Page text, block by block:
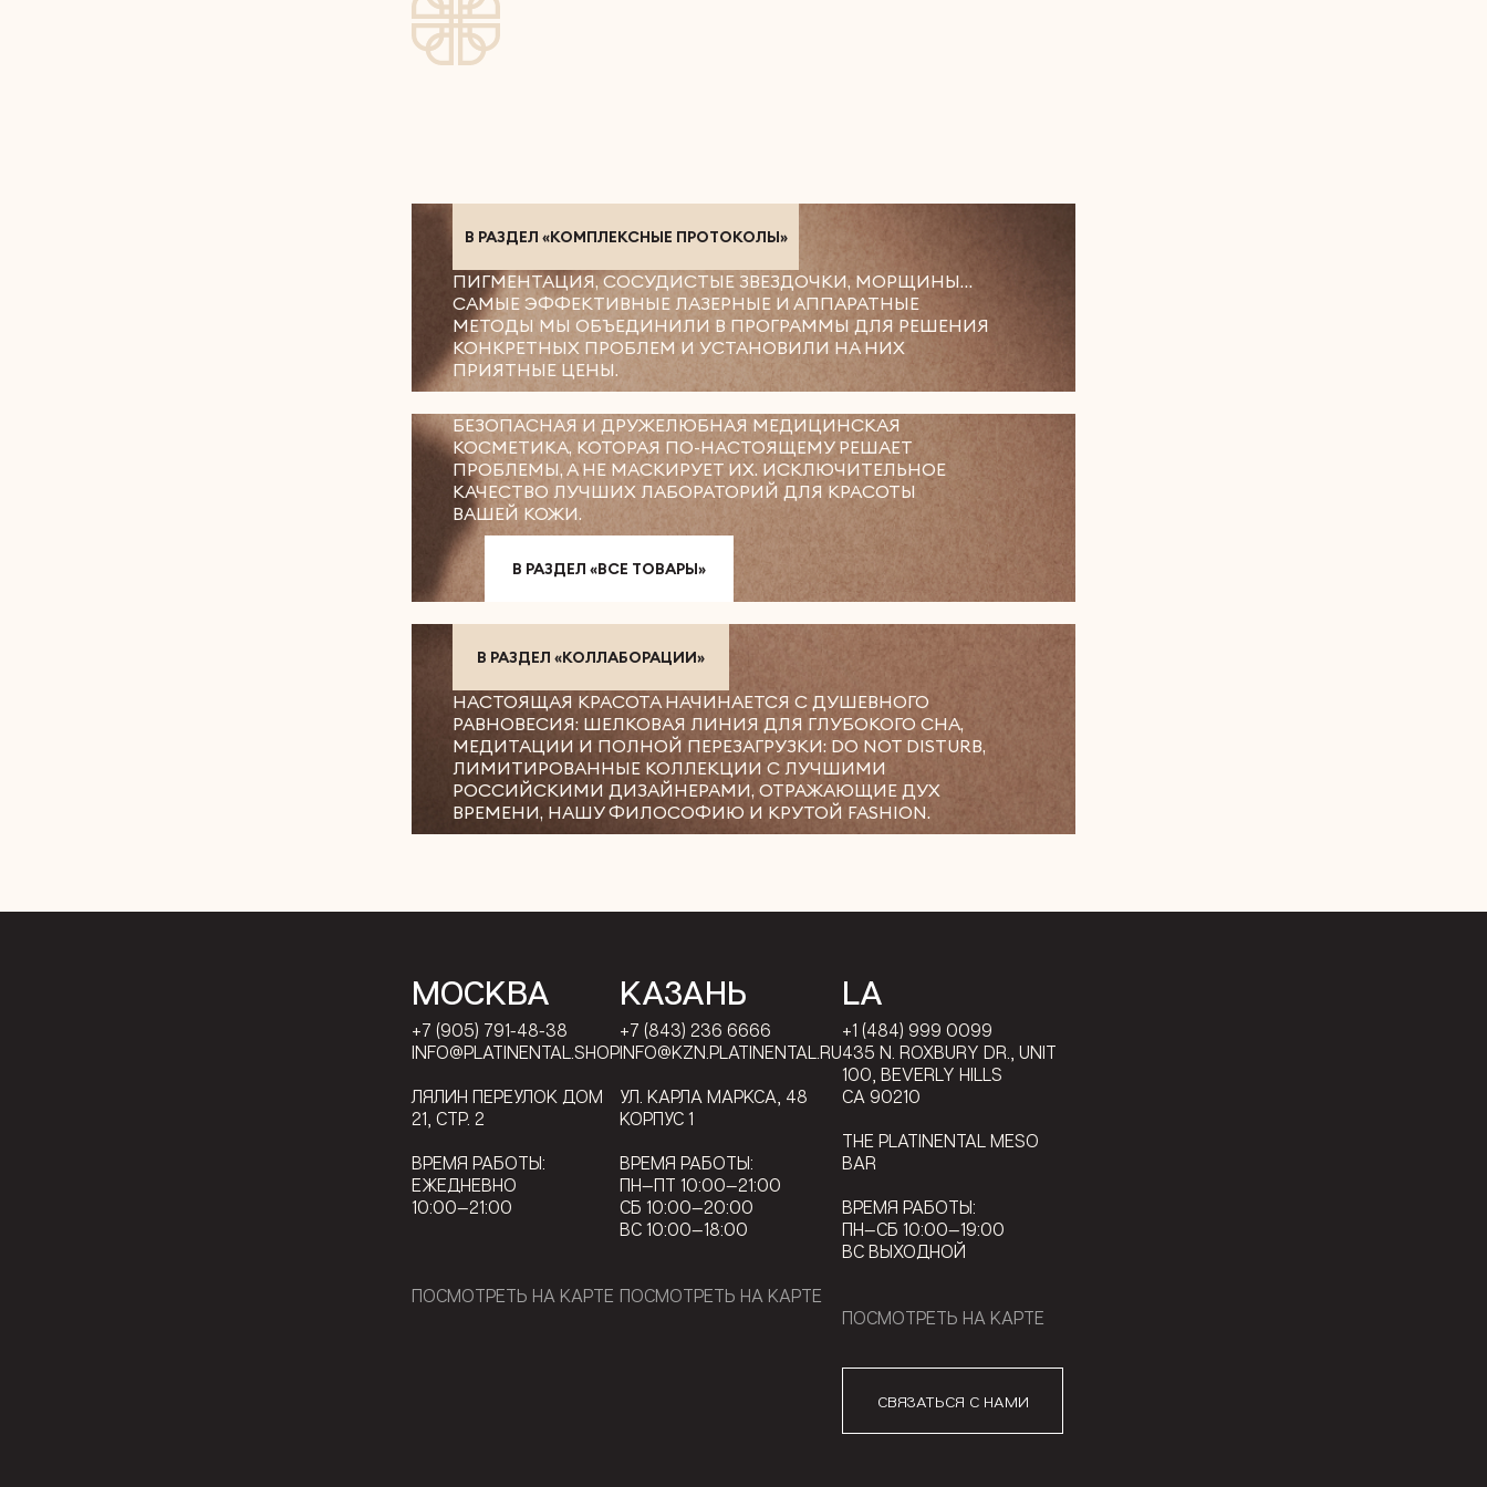
В РАЗДЕЛ «КОМПЛЕКСНЫЕ ПРОТОКОЛЫ»
ПИГМЕНТАЦИЯ, СОСУДИСТЫЕ ЗВЕЗДОЧКИ, МОРЩИНЫ…
САМЫЕ ЭФФЕКТИВНЫЕ ЛАЗЕРНЫЕ И АППАРАТНЫЕ
МЕТОДЫ МЫ ОБЪЕДИНИЛИ В ПРОГРАММЫ ДЛЯ РЕШЕНИЯ
КОНКРЕТНЫХ ПРОБЛЕМ И УСТАНОВИЛИ НА НИХ
ПРИЯТНЫЕ ЦЕНЫ.
БЕЗОПАСНАЯ И ДРУЖЕЛЮБНАЯ МЕДИЦИНСКАЯ
КОСМЕТИКА, КОТОРАЯ ПО-НАСТОЯЩЕМУ РЕШАЕТ
ПРОБЛЕМЫ, А НЕ МАСКИРУЕТ ИХ. ИСКЛЮЧИТЕЛЬНОЕ
КАЧЕСТВО ЛУЧШИХ ЛАБОРАТОРИЙ ДЛЯ КРАСОТЫ
ВАШЕЙ КОЖИ.
В РАЗДЕЛ «ВСЕ ТОВАРЫ»
В РАЗДЕЛ «КОЛЛАБОРАЦИИ»
НАСТОЯЩАЯ КРАСОТА НАЧИНАЕТСЯ С ДУШЕВНОГО
РАВНОВЕСИЯ: ШЕЛКОВАЯ ЛИНИЯ ДЛЯ ГЛУБОКОГО СНА,
МЕДИТАЦИИ И ПОЛНОЙ ПЕРЕЗАГРУЗКИ: DO NOT DISTURB,
ЛИМИТИРОВАННЫЕ КОЛЛЕКЦИИ С ЛУЧШИМИ
РОССИЙСКИМИ ДИЗАЙНЕРАМИ, ОТРАЖАЮЩИЕ ДУХ
ВРЕМЕНИ, НАШУ ФИЛОСОФИЮ И КРУТОЙ FASHION.
МОСКВА
+7 (905) 791-48-38
INFO@PLATINENTAL.SHOP
ЛЯЛИН ПЕРЕУЛОК ДОМ
21, СТР. 2
ВРЕМЯ РАБОТЫ:
ЕЖЕДНЕВНО
10:00—21:00
ПОСМОТРЕТЬ НА КАРТЕ
КАЗАНЬ
+7 (843) 236 6666
INFO@KZN.PLATINENTAL.RU
УЛ. КАРЛА МАРКСА, 48
КОРПУС 1
ВРЕМЯ РАБОТЫ:
ПН—ПТ 10:00—21:00
СБ 10:00—20:00
ВС 10:00—18:00
ПОСМОТРЕТЬ НА КАРТЕ
LA
+1 (484) 999 0099
435 N. ROXBURY DR., UNIT
100, BEVERLY HILLS
CA 90210
THE PLATINENTAL MESO
BAR
ВРЕМЯ РАБОТЫ:
ПН—СБ 10:00—19:00
ВС ВЫХОДНОЙ
ПОСМОТРЕТЬ НА КАРТЕ
СВЯЗАТЬСЯ С НАМИ